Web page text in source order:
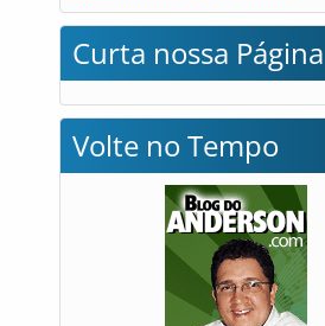
Curta nossa Página
Volte no Tempo